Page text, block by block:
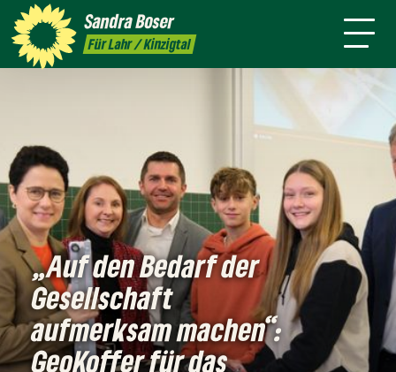
SandraBoser
Für Lahr / Kinzigtal
Presse Kontakt Termine
mich
„Auf den Bedarf der
Gesellschaft
aufmerksam machen“:
GeoKoffer für das